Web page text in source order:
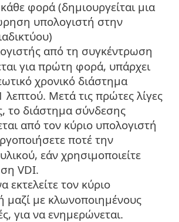
φορά (δημιουργείται μια
υπολογιστή στην
από τη συγκέντρωση
για πρώτη φορά, υπάρχει
χρονικό διάστημα
λεπτού. Μετά τις πρώτες λίγες
το διάστημα σύνδεσης
από τον κύριο υπολογιστή
ποτέ την
εάν χρησιμοποιείτε
VDI.
εκτελείτε τον κύριο
μαζί με κλωνοποιημένους
για να ενημερώνεται.